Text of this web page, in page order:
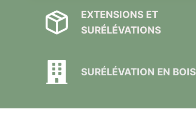
EXTENSIONS ET
SURÉLÉVATIONS
SURÉLÉVATION EN BOIS